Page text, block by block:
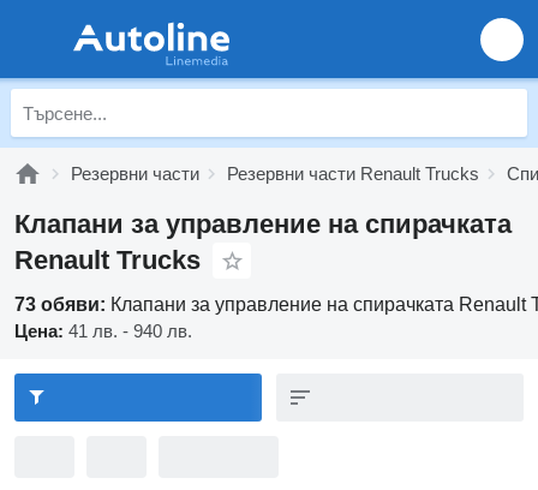
Резервни части Резервни части Renault Trucks
Клапани за управление на спирачката
Renault Trucks
73 обяви: Клапани за управление на спирачката Renault
Цена: 41 лв. - 940 лв.